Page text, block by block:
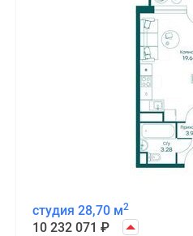
студия 28,70 м2
10 232 071 ₽